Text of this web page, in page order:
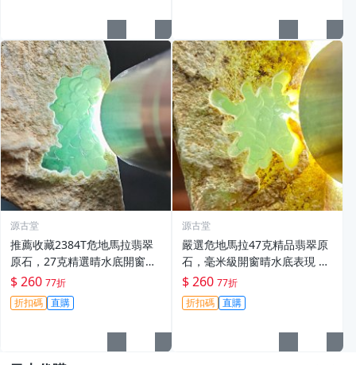
源古堂
推薦收藏2384T危地馬拉翡翠
原石，27克精選晴水底開窗美
石，每日晚11點截標，真實成
交。危地馬拉 翡翠原石 晴水底
$ 260 77折
折扣碼 直購
源古堂
嚴選危地馬拉47克精品翡翠原
石，毫米級開窗晴水底表現 翡
翠原石 危地馬拉 經典切片
$ 260 77折
折扣碼 直購